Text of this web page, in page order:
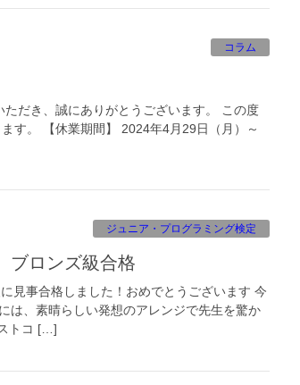
コラム
だき、誠にありがとうございます。 この度
す。 【休業期間】 2024年4月29日（月）～
ジュニア・プログラミング検定
ブロンズ級合格
見事合格しました！おめでとうございます 今
は、素晴らしい発想のアレンジで先生を驚か
トコ […]